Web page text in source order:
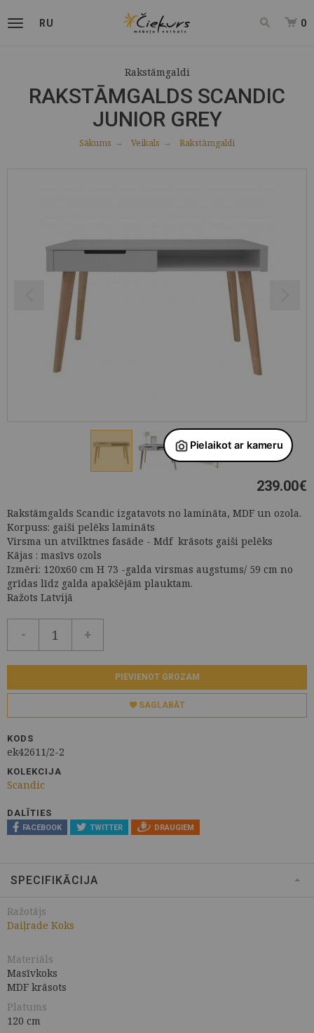
RU 0
Rakstāmgaldi
RAKSTĀMGALDS SCANDIC
JUNIOR GREY
Sākums Veikals Rakstāmgaldi
239.00€
Rakstāmgalds Scandic izgatavots no lamināta, MDF un ozola.
Korpuss: gaiši pelēks lamināts
Virsma un atvilktnes fasāde - Mdf krāsots gaiši pelēks
Kājas : masīvs ozols
Izmēri: 120x60 cm H 73 -galda virsmas augstums/ 59 cm no
grīdas līdz galda apakšējām plauktam.
Ražots Latvijā
- +
PIEVIENOT GROZAM
SAGLABĀT
KODS
ek42611/2-2
KOLEKCIJA
Scandic
DALĪTIES
FACEBOOK TWITTER DRAUGIEM
SPECIFIKĀCIJA
Ražotājs
Daiļrade Koks
Materiāls
Masīvkoks
MDF krāsots
Platums
120 cm